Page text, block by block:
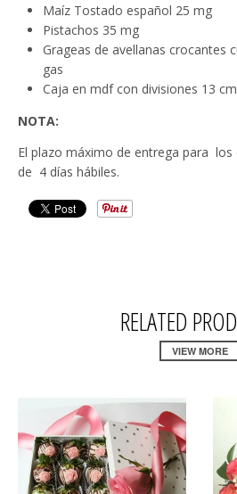
Maíz Tostado español 25 mg
Pistachos 35 mg
Grageas de avellanas crocantes
gas
Caja en mdf con divisiones 13
NOTA:
El plazo máximo de entrega para
de 4 días hábiles.
RELATED
VIEW MORE